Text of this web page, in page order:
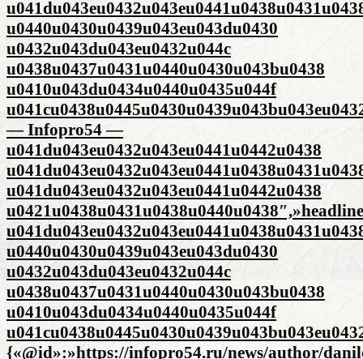
u0440u0430u0439u043eu043du0430
u0432u043du043eu0432u044c
u0438u0437u0431u0440u0430u043bu0438
u0410u043du0434u0440u0435u044f
— Infopro54 —
u041du043eu0432u043eu0441u0442u0438
u041du043eu0432u043eu0441u0442u0438
u0440u0430u0439u043eu043du0430
u0432u043du043eu0432u044c
u0438u0437u0431u0440u0430u043bu0438
u0410u043du0434u0440u0435u044f
{«@id»:»https://infopro54.ru/news/author/